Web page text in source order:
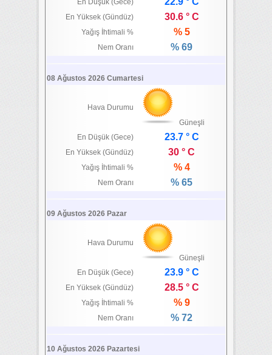
En Düşük (Gece)
En Yüksek (Gündüz) 30.6 ° C
Yağış İhtimali % % 5
Nem Oranı % 69
08 Ağustos 2026 Cumartesi
Hava Durumu
Güneşli
En Düşük (Gece)
23.7 ° C
En Yüksek (Gündüz) 30 ° C
Yağış İhtimali % % 4
Nem Oranı % 65
09 Ağustos 2026 Pazar
Hava Durumu
Güneşli
En Düşük (Gece)
23.9 ° C
En Yüksek (Gündüz) 28.5 ° C
Yağış İhtimali % % 9
Nem Oranı % 72
10 Ağustos 2026 Pazartesi